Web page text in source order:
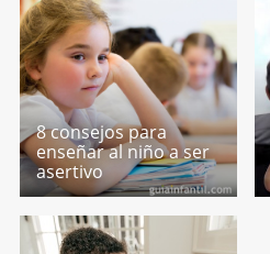
8 consejos para
enseñar al niño a ser
asertivo